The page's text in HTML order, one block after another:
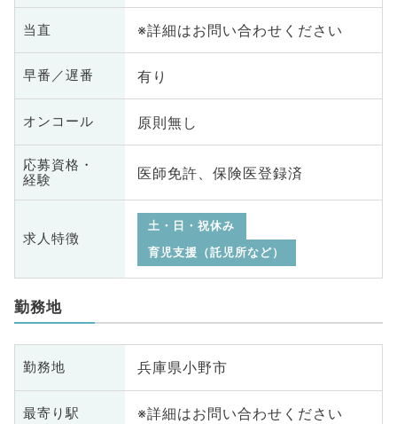
当直 ※詳細はお問い合わせください
早番／遅番 有り
オンコール 原則無し
応募資格・
経験
医師免許、保険医登録済
求人特徴
土・日・祝休み
育児支援（託児所など）
勤務地
勤務地 兵庫県小野市
最寄り駅 ※詳細はお問い合わせください